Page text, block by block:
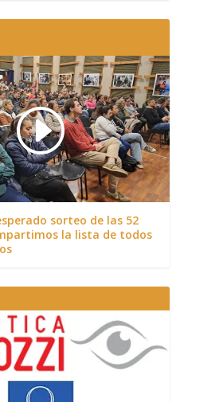
sorteo de las 52
la lista de todos